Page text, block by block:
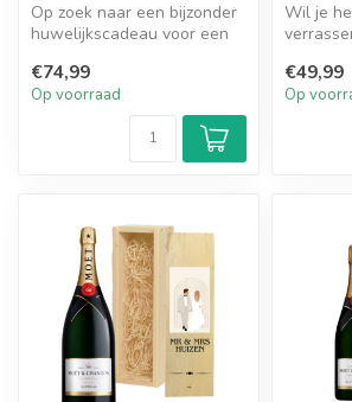
Op zoek naar een bijzonder
huwelijkscadeau voor een
is...
€74,99
Op voorraad
Wil je
€49,99
Op